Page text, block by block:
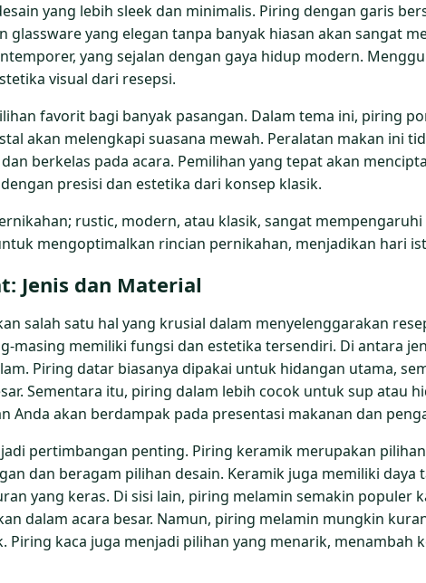
yang lebih sleek dan minimalis. Piring dengan garis
glassware yang elegan tanpa banyak hiasan akan sangat
yang sejalan dengan gaya hidup modern.
visual dari resepsi.
favorit bagi banyak pasangan. Dalam tema ini, piring
akan melengkapi suasana mewah. Peralatan makan ini
berkelas pada acara. Pemilihan yang tepat akan
presisi dan estetika dari konsep klasik.
rustic, modern, atau klasik, sangat
mengoptimalkan rincian pernikahan, menjadikan hari
Jenis dan Material
salah satu hal yang krusial dalam menyelenggarakan
masing memiliki fungsi dan estetika tersendiri. Di antara
Piring datar biasanya dipakai untuk hidangan utama,
Sementara itu, piring dalam lebih cocok untuk sup atau
Anda akan berdampak pada presentasi makanan dan
pertimbangan penting. Piring keramik merupakan
dan beragam pilihan desain. Keramik juga memiliki daya
yang keras. Di sisi lain, piring melamin semakin populer
dalam acara besar. Namun, piring melamin mungkin
kaca juga menjadi pilihan yang menarik, menambah